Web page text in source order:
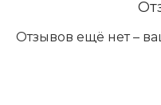
Отзывов ещё нет –